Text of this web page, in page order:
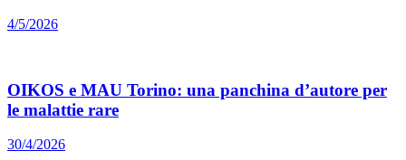
4/5/2026
OIKOS e MAU Torino: una panchina d’autore per
le malattie rare
30/4/2026